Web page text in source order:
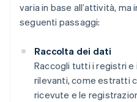
varia in base all’attività,
seguenti passaggi:
Raccolta dei dati
Raccogli tutti i registri e
rilevanti, come estratti
ricevute e le